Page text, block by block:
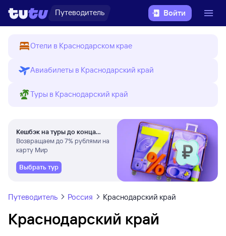
Путеводитель Войти
Отели в Краснодарском крае
Авиабилеты в Краснодарский край
Туры в Краснодарский край
Кешбэк на туры до конца
августа
Возвращаем до 7% рублями на
карту Мир
Выбрать тур
Путеводитель Россия Краснодарский край
Краснодарский край